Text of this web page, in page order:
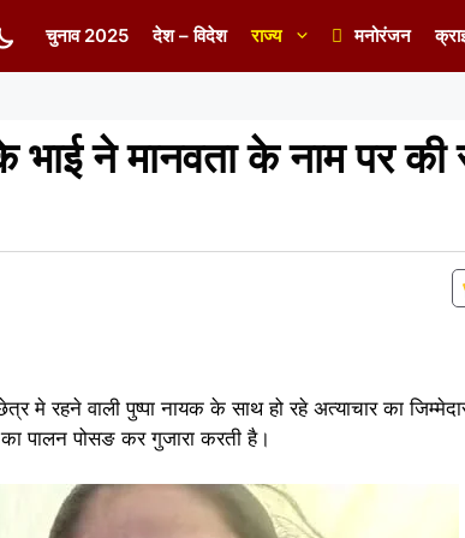
चुनाव 2025 देश – विदेश राज्य मनोरंजन
ने मानवता के नाम पर की
मे रहने वाली पुष्पा नायक के साथ हो रहे अत्याचार का
पालन पोसङ कर गुजारा करती है।